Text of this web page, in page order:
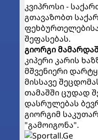
კვიპროსი -
გთავაზობთ
შეფასებას.
გიორგი
კიპერი კარის
მშვენიერი
მისსავე
თამაშში ცუდად
დასრულებას
გიორგიმ
"გამოიგონა".